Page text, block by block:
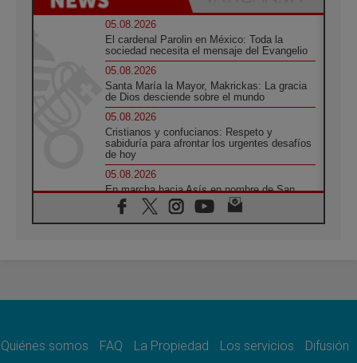
05.08.2026
El cardenal Parolin en México: Toda la
sociedad necesita el mensaje del Evangelio
05.08.2026
Santa María la Mayor, Makrickas: La gracia
de Dios desciende sobre el mundo
05.08.2026
Cristianos y confucianos: Respeto y
sabiduría para afrontar los urgentes desafíos
de hoy
05.08.2026
En marcha hacia Asís en nombre de San
Francisco, a la espera de León
05.08.2026
quienes bendicen la guerra
Quiénes somos FAQ La Propiedad Los servicios Difusión